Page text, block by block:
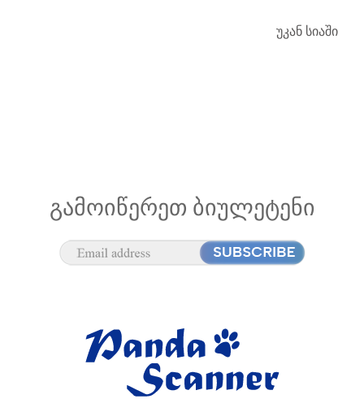
უკან სიაში
ᲒᲐᲛᲝᲘᲬᲔᲠᲔᲗ ᲑᲘᲣᲚᲔᲢᲔᲜᲘ